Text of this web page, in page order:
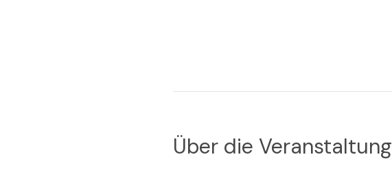
Über die Veranstaltung